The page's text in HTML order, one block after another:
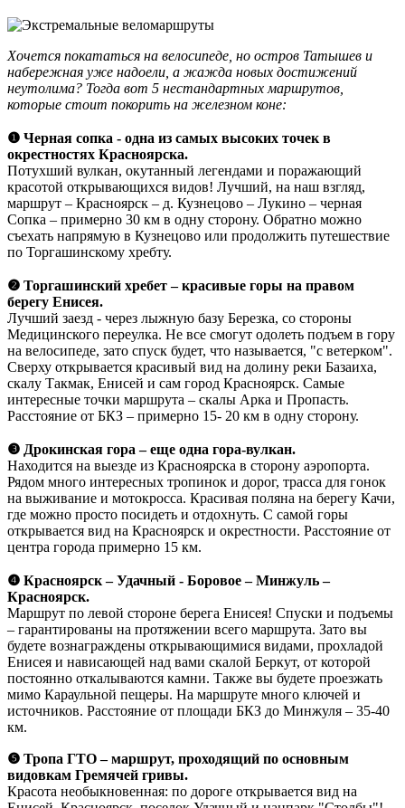
Хочется покататься на велосипеде, но остров Татышев и
набережная уже надоели, а жажда новых достижений
неутолима? Тогда вот 5 нестандартных маршрутов,
которые стоит покорить на железном коне:
❶ Черная сопка - одна из самых высоких точек в
окрестностях Красноярска.
Потухший вулкан, окутанный легендами и поражающий
красотой открывающихся видов! Лучший, на наш взгляд,
маршрут – Красноярск – д. Кузнецово – Лукино – черная
Сопка – примерно 30 км в одну сторону. Обратно можно
съехать напрямую в Кузнецово или продолжить путешествие
по Торгашинскому хребту.
❷ Торгашинский хребет – красивые горы на правом
берегу Енисея.
Лучший заезд - через лыжную базу Березка, со стороны
Медицинского переулка. Не все смогут одолеть подъем в гору
на велосипеде, зато спуск будет, что называется, "с ветерком".
Сверху открывается красивый вид на долину реки Базаиха,
скалу Такмак, Енисей и сам город Красноярск. Самые
интересные точки маршрута – скалы Арка и Пропасть.
Расстояние от БКЗ – примерно 15- 20 км в одну сторону.
❸ Дрокинская гора – еще одна гора-вулкан.
Находится на выезде из Красноярска в сторону аэропорта.
Рядом много интересных тропинок и дорог, трасса для гонок
на выживание и мотокросса. Красивая поляна на берегу Качи,
где можно просто посидеть и отдохнуть. С самой горы
открывается вид на Красноярск и окрестности. Расстояние от
центра города примерно 15 км.
❹ Красноярск – Удачный - Боровое – Минжуль –
Красноярск.
Маршрут по левой стороне берега Енисея! Спуски и подъемы
– гарантированы на протяжении всего маршрута. Зато вы
будете вознаграждены открывающимися видами, прохладой
Енисея и нависающей над вами скалой Беркут, от которой
постоянно откалываются камни. Также вы будете проезжать
мимо Караульной пещеры. На маршруте много ключей и
источников. Расстояние от площади БКЗ до Минжуля – 35-40
км.
❺ Тропа ГТО – маршрут, проходящий по основным
видовкам Гремячей гривы.
Красота необыкновенная: по дороге открывается вид на